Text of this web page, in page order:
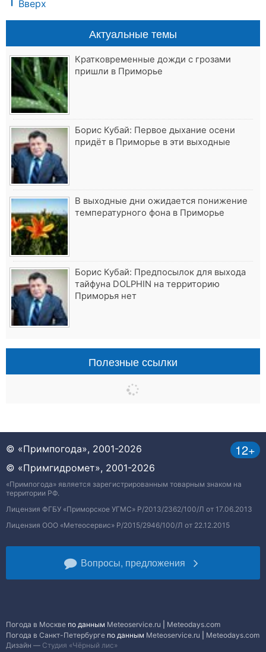
Вверх
Актуальные темы
Кратковременные дожди с грозами
пришли в Приморье
Борис Кубай: Первое дыхание осени
придёт в Приморье в эти выходные
В выходные дни ожидается понижение
температурного фона в Приморье
Борис Кубай: Предпосылок для выхода
тайфуна DOLPHIN на территорию
Приморья нет
Полезные ссылки
12+
© «Примпогода», 2001-2026
© «Примгидромет», 2001-2026
«Примпогода» является зарегистрированным товарным знаком на
территории РФ.
Лицензия ФГБУ «Приморское УГМС» Р/2013/2362/100/Л от 17.06.2013
Лицензия ООО «Метеосервис» Р/2015/2946/100/Л от 22.12.2015
Вопросы, предложения
Погода в Москве по данным Meteoservice.ru
Meteodays.com
Погода в Санкт-Петербурге по данным Meteoservice.ru
Meteodays.com
Дизайн — Студия «Чёрный лис»